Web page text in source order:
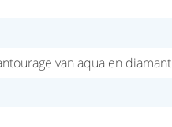
van aqua en diamant